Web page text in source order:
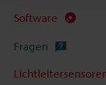
Software
Fragen